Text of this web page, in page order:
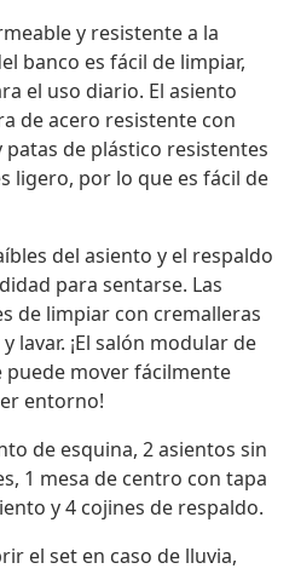
y resistente a la
banco es fácil de limpiar,
el uso diario. El asiento
de acero resistente con
de plástico resistentes
ligero, por lo que es fácil de
del asiento y el respaldo
para sentarse. Las
de limpiar con cremalleras
lavar. ¡El salón modular de
puede mover fácilmente
entorno!
de esquina, 2 asientos sin
1 mesa de centro con tapa
y 4 cojines de respaldo.
el set en caso de lluvia,